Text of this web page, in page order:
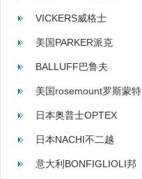
VICKERS威格士
美国PARKER派克
BALLUFF巴鲁夫
美国rosemount罗斯蒙特
日本奥普士OPTEX
日本NACHI不二越
意大利BONFIGLIOLI邦